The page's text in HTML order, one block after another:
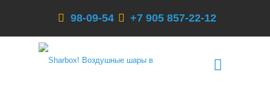
98-09-54 +7 905 857-22-12